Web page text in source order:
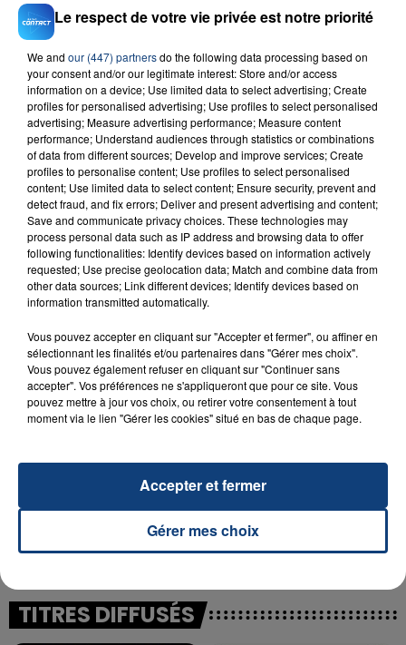
FIL D'ACTU
23 juillet 2026
INCENDIE MORTEL À LENS : UNE FEMME ET
SON BÉBÉ ENTRE LA VIE ET LA...
Un homme s'est immolé par le feu après avoir
aspergé sa compagne et leur bébé de trois mois
d'un liquide inflammable.
UNE ADOLESCENTE DEVANT SE FAIRE
OPÉRER DE LA CHEVILLE RESSORT DE LA...
La famille a porté plainte contre la clinique qui a
excuses.
TITRES DIFFUSÉS
Le respect de votre vie privée est notre priorité
We and our (447) partnersdo the following data processing based on
your consent and/or our legitimate interest: Store and/or access
information on a device; Use limited data to select advertising; Create
profiles for personalised advertising; Use profiles to select personalised
advertising; Measure advertising performance; Measure content
performance; Understand audiences through statistics or combinations
of data from different sources; Develop and improve services; Create
profiles to personalise content; Use profiles to select personalised
content; Use limited data to select content; Ensure security, prevent and
detect fraud, and fix errors; Deliver and present advertising and content;
Save and communicate privacy choices. These technologies may
process personal data such as IP address and browsing data to offer
following functionalities: Identify devices based on information actively
requested; Use precise geolocation data; Match and combine data from
other data sources; Link different devices; Identify devices based on
information transmitted automatically.
Vous pouvez accepter en cliquant sur "Accepter et fermer", ou affiner en
sélectionnant les finalités et/ou partenaires dans "Gérer mes choix".
Vous pouvez également refuser en cliquant sur "Continuer sans
accepter". Vos préférences ne s'appliqueront que pour ce site. Vous
pouvez mettre à jour vos choix, ou retirer votre consentement à tout
moment via le lien "Gérer les cookies" situé en bas de chaque page.
Gérer mes choix
Accepter et fermer